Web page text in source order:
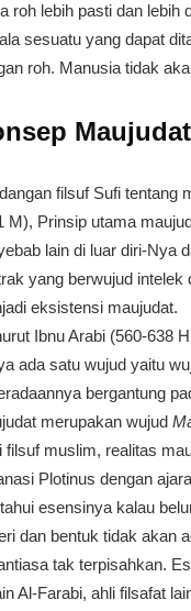
roh lebih pasti dan lebih
sesuatu yang dapat
roh. Manusia tidak
filsuf Sufi tentang
M), Prinsip utama
lain di luar diri-Nya
yang berwujud intelek
eksistensi maujudat.
Ibnu Arabi (560-638
ada satu wujud yaitu
bergantung
merupakan wujud
filsuf muslim, realitas
Plotinus dengan
esensinya kalau
dan bentuk tidak akan
tak terpisahkan.
Al-Farabi, ahli filsafat